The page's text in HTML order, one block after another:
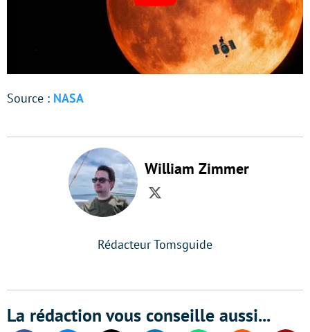
Source : NASA
William Zimmer
Twitter
Rédacteur Tomsguide
La rédaction vous conseille aussi...